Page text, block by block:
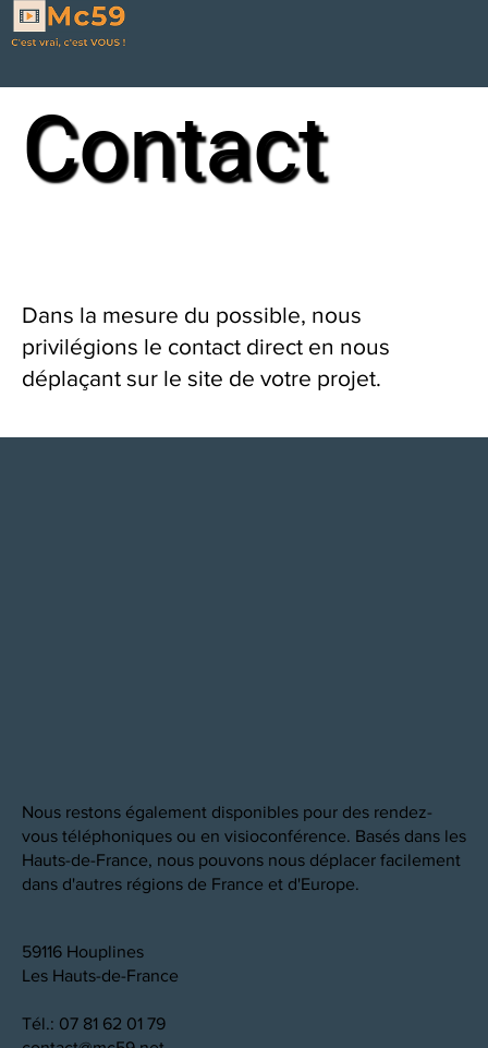
Contact
Dans la mesure du possible, nous
privilégions le contact direct en nous
déplaçant sur le site de votre projet.
Nous restons également disponibles pour des rendez-
vous téléphoniques ou en visioconférence. Basés dans les
Hauts-de-France, nous pouvons nous déplacer facilement
dans d'autres régions de France et d'Europe.
59116 Houplines
Les Hauts-de-France
Tél.: 07 81 62 01 79